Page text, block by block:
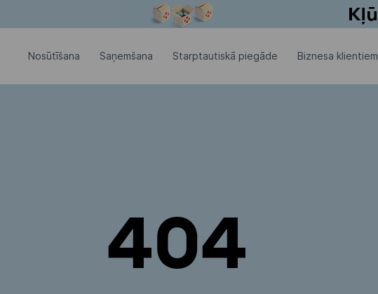
Nosūtīšana Saņemšana Starptautiskā piegāde Biznesa klientiem
404